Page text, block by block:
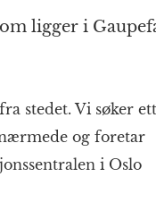
ligger i
stedet. Vi søker
og foretar
i Oslo